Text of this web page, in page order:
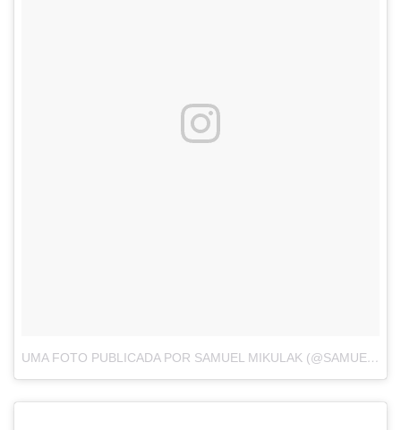
UMA FOTO PUBLICADA POR SAMUEL MIKULAK (@SAMUELMIKULAK)